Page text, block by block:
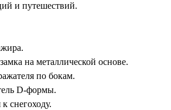
и путешествий.
на металлической основе.
по бокам.
D-формы.
снегоходу.